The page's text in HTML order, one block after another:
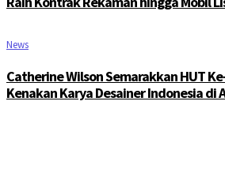
News
Catherine Wilson Semarakkan HUT
Kenakan Karya Desainer Indonesia di